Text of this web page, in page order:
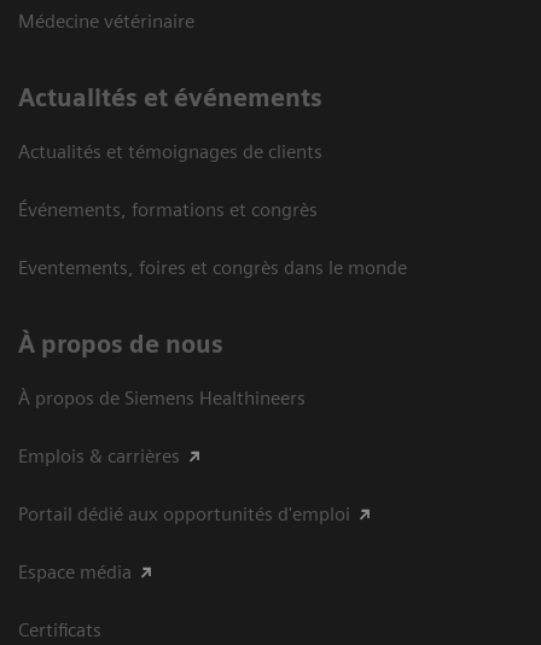
Médecine vétérinaire
Actualités et événements
Actualités et témoignages de clients
Événements, formations et congrès
Eventements, foires et congrès dans le monde
À propos de nous
À propos de Siemens Healthineers
Emplois & carrières
Portail dédié aux opportunités d'emploi
Espace média
Certificats